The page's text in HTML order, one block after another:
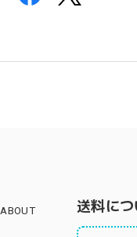
ABOUT 送料に